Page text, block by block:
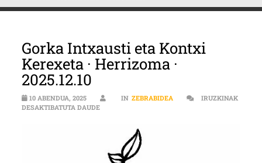
Gorka Intxausti eta Kontxi
Kerexeta · Herrizoma ·
2025.12.10
10 ABENDUA, 2025 IN ZEBRABIDEA
IRUZKINAK
DESAKTIBATUTA DAUDEGORKA INTXAUSTI ETA KONTXI KEREXETA ·